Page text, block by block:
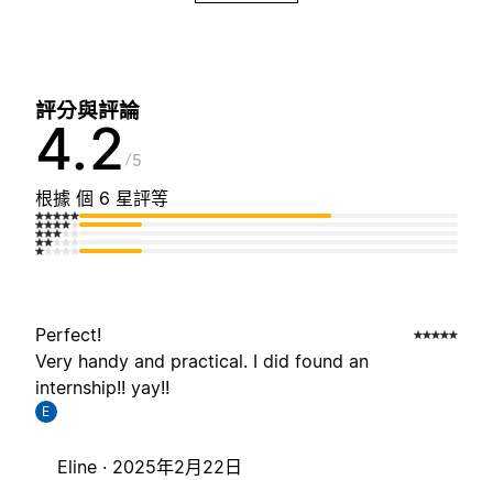
評分與評論
4.2 5
根據 個 6 星評等
Perfect!
Very handy and practical. I did found an
internship!! yay!!
E
Eline · 2025年2月22日